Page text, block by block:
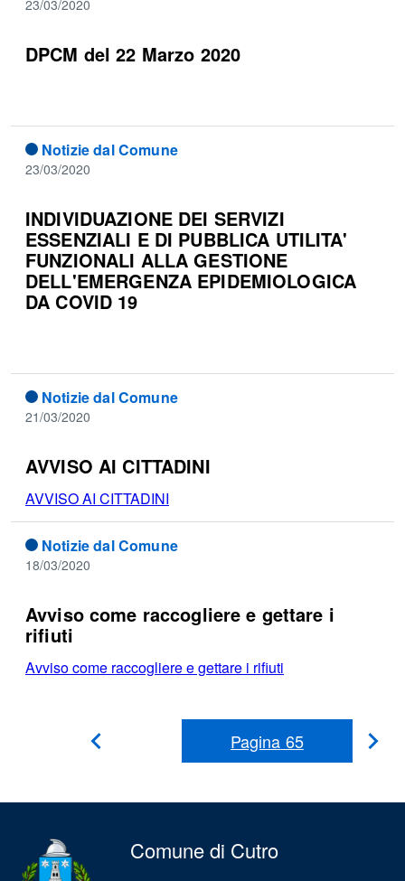
23/03/2020
DPCM del 22 Marzo 2020
Notizie dal Comune
23/03/2020
INDIVIDUAZIONE DEI SERVIZI
ESSENZIALI E DI PUBBLICA UTILITA'
FUNZIONALI ALLA GESTIONE
DELL'EMERGENZA EPIDEMIOLOGICA
DA COVID 19
Notizie dal Comune
21/03/2020
AVVISO AI CITTADINI
AVVISO AI CITTADINI
Notizie dal Comune
18/03/2020
Avviso come raccogliere e gettare i
rifiuti
Avviso come raccogliere e gettare i rifiuti
Pagina 65
Comune di Cutro